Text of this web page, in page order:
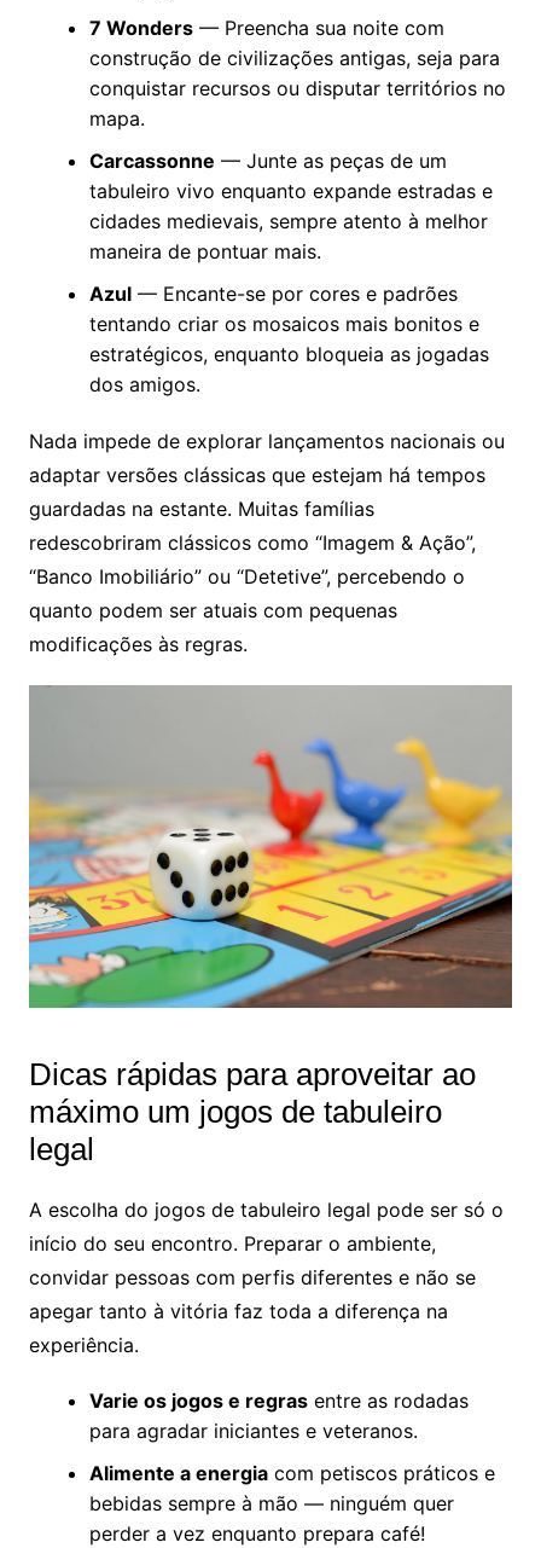
7 Wonders— Preencha sua noite com
construção de civilizações antigas, seja para
conquistar recursos ou disputar territórios no
mapa.
Carcassonne — Junte as peças de um
tabuleiro vivo enquanto expande estradas e
cidades medievais, sempre atento à melhor
maneira de pontuar mais.
Azul— Encante-se por cores e padrões
tentando criar os mosaicos mais bonitos e
estratégicos, enquanto bloqueia as jogadas
dos amigos.
Nada impede de explorar lançamentos nacionais ou
adaptar versões clássicas que estejam há tempos
guardadas na estante. Muitas famílias
redescobriram clássicos como “Imagem & Ação”,
“Banco Imobiliário” ou “Detetive”, percebendo o
quanto podem ser atuais com pequenas
modificações às regras.
Dicas rápidas para aproveitar ao
máximo um jogos de tabuleiro
legal
A escolha do jogos de tabuleiro legal pode ser só o
início do seu encontro. Preparar o ambiente,
convidar pessoas com perfis diferentes e não se
apegar tanto à vitória faz toda a diferença na
experiência.
Varie os jogos e regrasentre as rodadas
para agradar iniciantes e veteranos.
Alimente a energiacom petiscos práticos e
bebidas sempre à mão — ninguém quer
perder a vez enquanto prepara café!